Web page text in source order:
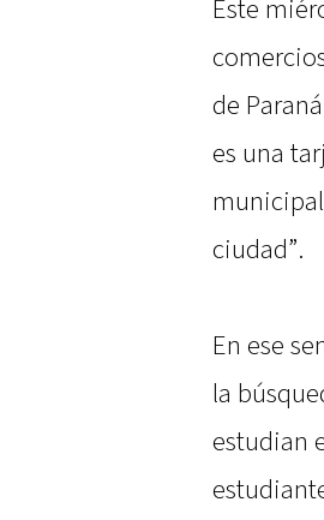
Este
de
es una
ciudad”.
En ese
la
estudian